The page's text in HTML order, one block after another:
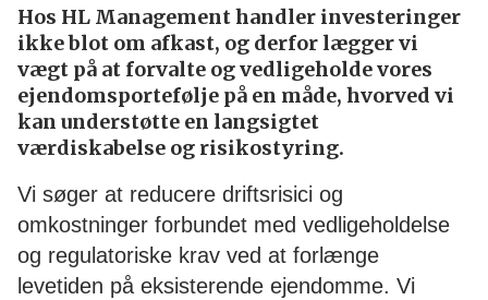
Hos HL Management handler investeringer
ikke blot om afkast, og derfor lægger vi
vægt på at forvalte og vedligeholde vores
ejendomsportefølje på en måde, hvorved vi
kan understøtte en langsigtet
værdiskabelse og risikostyring.
Vi søger at reducere driftsrisici og
omkostninger forbundet med vedligeholdelse
og regulatoriske krav ved at forlænge
levetiden på eksisterende ejendomme. Vi